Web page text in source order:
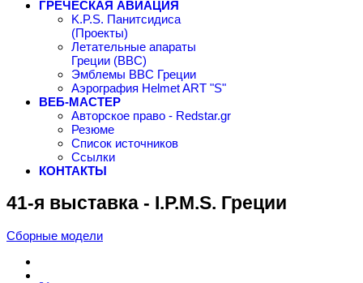
ГРЕЧЕСКАЯ АВИАЦИЯ
K.P.S. Панитсидиса
(Проекты)
Летательные апараты
Греции (ВВС)
Эмблемы ВВС Греции
Аэрография Helmet ART "S"
ВЕБ-МАСТЕР
Авторское право - Redstar.gr
Резюме
Список источников
Ссылки
КОНТАКТЫ
41-я выставка - I.P.M.S. Греции
Сборные модели